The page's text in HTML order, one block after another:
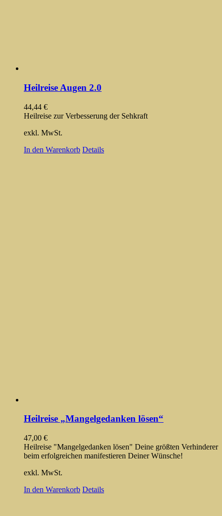
Heilreise Augen 2.0
44,44 €
Heilreise zur Verbesserung der Sehkraft
exkl. MwSt.
In den Warenkorb Details
Heilreise „Mangelgedanken lösen“
47,00 €
Heilreise "Mangelgedanken lösen" Deine größten Verhinderer
beim erfolgreichen manifestieren Deiner Wünsche!
exkl. MwSt.
In den Warenkorb Details